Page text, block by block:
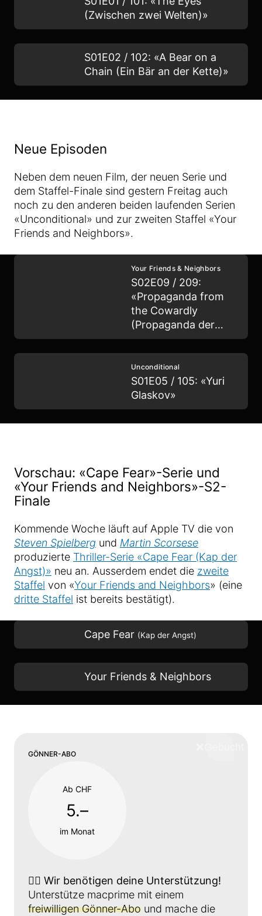
(Zwischen zwei Welten)»
S01E02 / 102: «A Bear on a
Chain (Ein Bär an der Kette)»
Neue Episoden
Neben dem neuen Film, der neuen Serie und
dem Staffel-Finale sind gestern Freitag auch
noch zu den anderen beiden laufenden Serien
«Unconditional» und zur zweiten Staffel «Your
Friends and Neighbors».
Your Friends & Neighbors
S02E09 / 209:
«Propaganda from
the Cowardly
(Propaganda der
Feiglinge)»
Unconditional
S01E05 / 105: «Yuri
Glaskov»
Vorschau: «Cape Fear»-Serie und
«Your Friends and Neighbors»-S2-
Finale
Kommende Woche läuft auf Apple TV die von
Steven Spielberg und Martin Scorsese
produzierte Thriller-Serie «Cape Fear (Kap der
Angst)» neu an. Ausserdem endet die zweite
Staffel von «Your Friends and Neighbors» (eine
dritte Staffel ist bereits bestätigt).
Cape Fear (Kap der Angst)
Your Friends & Neighbors
GÖNNER-ABO
Ab CHF
5.–
im Monat
👉🏼 Wir benötigen deine Unterstützung!
Unterstütze macprime mit einem
freiwilligen Gönner-Abo und mache die